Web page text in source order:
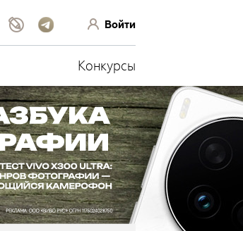
Войти
Конкурсы